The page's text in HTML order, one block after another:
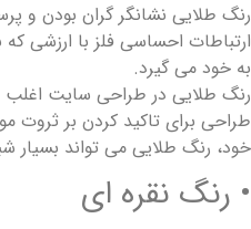
رنگ طلایی نشانگر گران بودن و
ارتباطات احساسی فلز با ارزشی
به خود می گیرد.
رنگ طلایی در طراحی سایت اغلب
طراحی برای تاکید کردن بر ثروت
خود، رنگ طلایی می تواند بسیار
• رنگ نقره ای